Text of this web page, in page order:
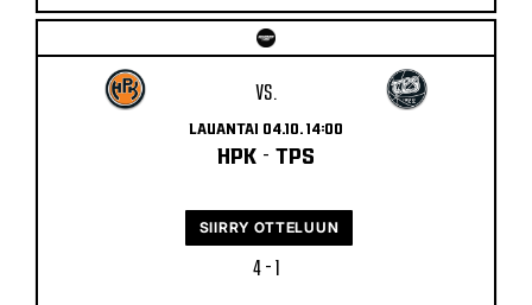
VS.
LAUANTAI 04.10. 14:00
HPK - TPS
4 - 1
SIIRRY OTTELUUN